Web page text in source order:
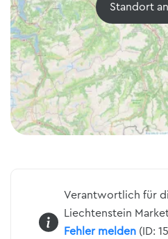
Standort
Verantwortlich für
Liechtenstein
Fehler melden(ID: